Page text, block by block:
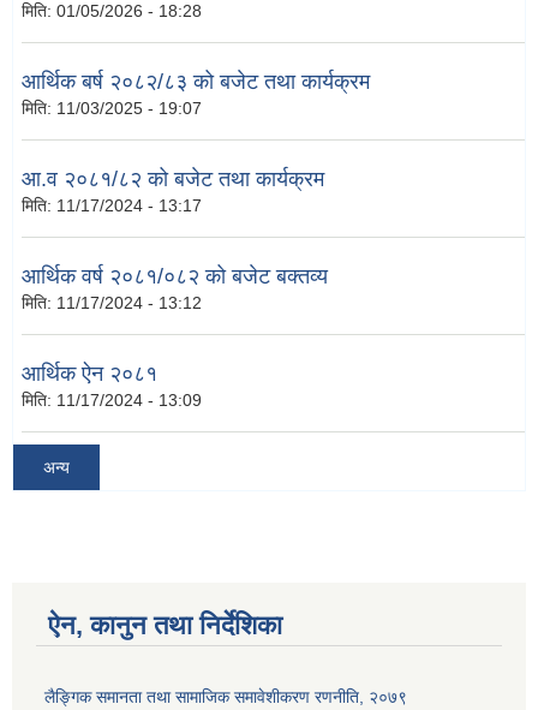
मिति: 01/05/2026 - 18:28
आर्थिक बर्ष २०८२/८३ को बजेट तथा कार्यक्रम
मिति: 11/03/2025 - 19:07
आ.व २०८१/८२ को बजेट तथा कार्यक्रम
मिति: 11/17/2024 - 13:17
आर्थिक वर्ष २०८१/०८२ को बजेट बक्तव्य
मिति: 11/17/2024 - 13:12
आर्थिक ऐन २०८१
मिति: 11/17/2024 - 13:09
अन्य
ऐन, कानुन तथा निर्देशिका
लैङ्गिक समानता तथा सामाजिक समावेशीकरण रणनीति, २०७९